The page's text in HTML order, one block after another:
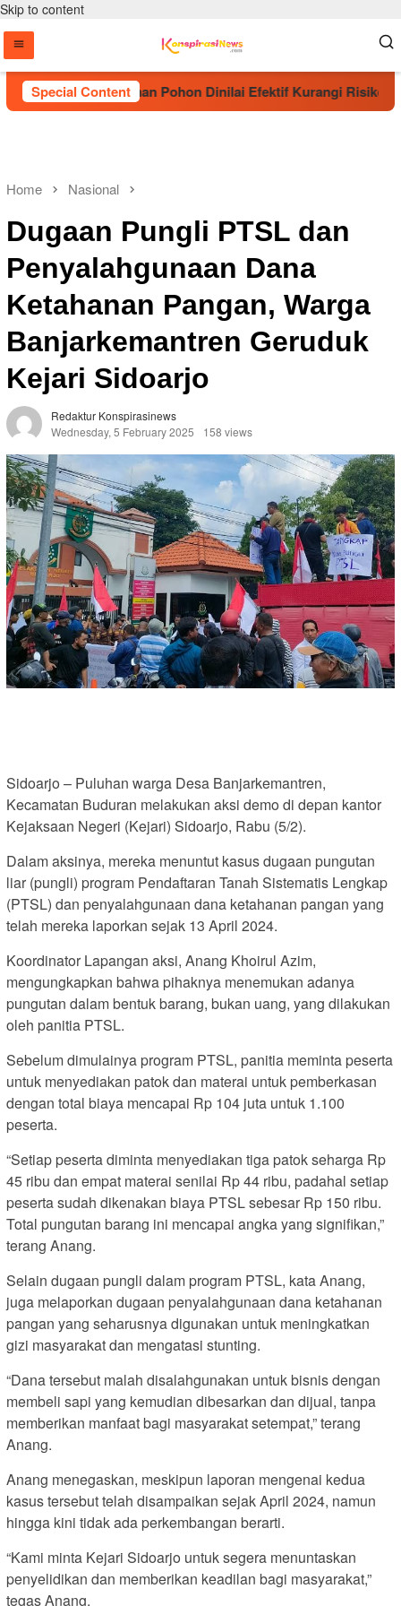
Skip to content
Special Content
Sebut Penanaman Pohon Dinilai Efektif Kurangi Risiko
Home Nasional
Dugaan Pungli PTSL dan
Penyalahgunaan Dana
Ketahanan Pangan, Warga
Banjarkemantren Geruduk
Kejari Sidoarjo
Redaktur Konspirasinews
Wednesday, 5 February 2025
158 views
Sidoarjo – Puluhan warga Desa Banjarkemantren,
Kecamatan Buduran melakukan aksi demo di depan kantor
Kejaksaan Negeri (Kejari) Sidoarjo, Rabu (5/2).
Dalam aksinya, mereka menuntut kasus dugaan pungutan
liar (pungli) program Pendaftaran Tanah Sistematis Lengkap
(PTSL) dan penyalahgunaan dana ketahanan pangan yang
telah mereka laporkan sejak 13 April 2024.
Koordinator Lapangan aksi, Anang Khoirul Azim,
mengungkapkan bahwa pihaknya menemukan adanya
pungutan dalam bentuk barang, bukan uang, yang dilakukan
oleh panitia PTSL.
Sebelum dimulainya program PTSL, panitia meminta peserta
untuk menyediakan patok dan materai untuk pemberkasan
dengan total biaya mencapai Rp 104 juta untuk 1.100
peserta.
“Setiap peserta diminta menyediakan tiga patok seharga Rp
45 ribu dan empat materai senilai Rp 44 ribu, padahal setiap
peserta sudah dikenakan biaya PTSL sebesar Rp 150 ribu.
Total pungutan barang ini mencapai angka yang signifikan,”
terang Anang.
Selain dugaan pungli dalam program PTSL, kata Anang,
juga melaporkan dugaan penyalahgunaan dana ketahanan
pangan yang seharusnya digunakan untuk meningkatkan
gizi masyarakat dan mengatasi stunting.
“Dana tersebut malah disalahgunakan untuk bisnis dengan
membeli sapi yang kemudian dibesarkan dan dijual, tanpa
memberikan manfaat bagi masyarakat setempat,” terang
Anang.
Anang menegaskan, meskipun laporan mengenai kedua
kasus tersebut telah disampaikan sejak April 2024, namun
hingga kini tidak ada perkembangan berarti.
“Kami minta Kejari Sidoarjo untuk segera menuntaskan
penyelidikan dan memberikan keadilan bagi masyarakat,”
tegas Anang.